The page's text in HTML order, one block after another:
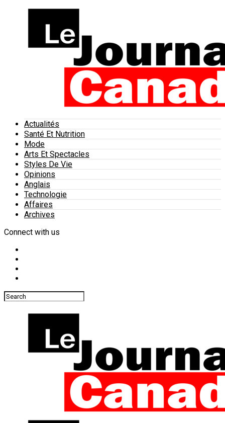
Actualités
Santé Et Nutrition
Mode
Arts Et Spectacles
Styles De Vie
Opinions
Anglais
Technologie
Affaires
Archives
Connect with us